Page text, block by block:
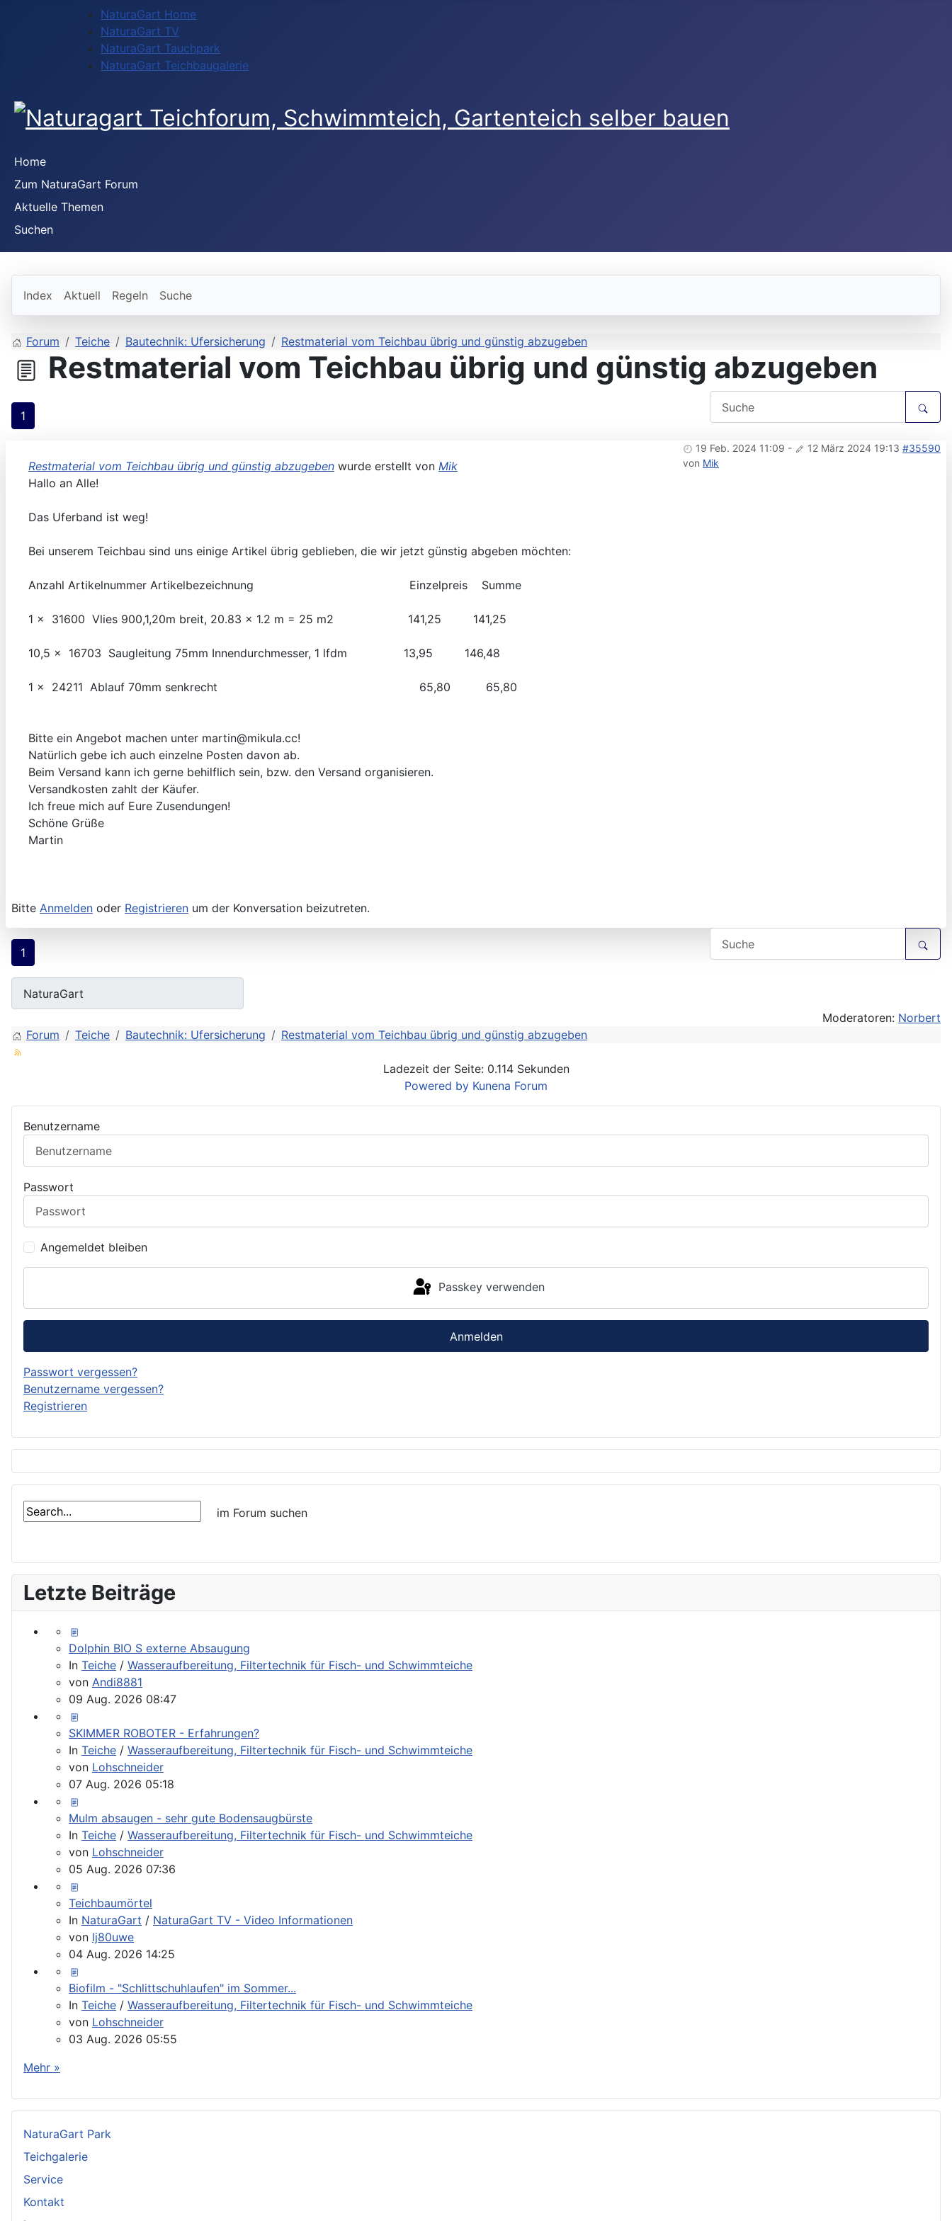
NaturaGart Home
NaturaGart TV
NaturaGart Tauchpark
NaturaGart Teichbaugalerie
Home
Zum NaturaGart Forum
Aktuelle Themen
Suchen
Index Aktuell Regeln Suche
Forum Teiche Bautechnik: Ufersicherung Restmaterial vom Teichbau übrig und günstig abzugeben
Restmaterial vom Teichbau übrig und günstig abzugeben
1
19 Feb. 2024 11:09 - 12 März 2024 19:13 #35590
von Mik
Restmaterial vom Teichbau übrig und günstig abzugeben wurde erstellt von Mik
Hallo an Alle!
Das Uferband ist weg!
Bei unserem Teichbau sind uns einige Artikel übrig geblieben, die wir jetzt günstig abgeben möchten:
Anzahl Artikelnummer Artikelbezeichnung Einzelpreis Summe
1 x 31600 Vlies 900,1,20m breit, 20.83 x 1.2 m = 25 m2 141,25 141,25
10,5 x 16703 Saugleitung 75mm Innendurchmesser, 1 lfdm 13,95 146,48
1 x 24211 Ablauf 70mm senkrecht 65,80 65,80
Bitte ein Angebot machen unter martin@mikula.cc!
Natürlich gebe ich auch einzelne Posten davon ab.
Beim Versand kann ich gerne behilflich sein, bzw. den Versand organisieren.
Versandkosten zahlt der Käufer.
Ich freue mich auf Eure Zusendungen!
Schöne Grüße
Martin
Bitte Anmelden oder Registrieren um der Konversation beizutreten.
1
Moderatoren: Norbert
Forum
Teiche Bautechnik: Ufersicherung Restmaterial vom Teichbau übrig und günstig abzugeben
Ladezeit der Seite: 0.114 Sekunden
Powered by Kunena Forum
Benutzername
Passwort
Angemeldet bleiben
Passkey verwenden
Anmelden
Passwort vergessen?
Benutzername vergessen?
Registrieren
Letzte Beiträge
Dolphin BIO S externe Absaugung
In Teiche / Wasseraufbereitung, Filtertechnik für Fisch- und Schwimmteiche
von Andi8881
09 Aug. 2026 08:47
SKIMMER ROBOTER - Erfahrungen?
In Teiche / Wasseraufbereitung, Filtertechnik für Fisch- und Schwimmteiche
von Lohschneider
07 Aug. 2026 05:18
Mulm absaugen - sehr gute Bodensaugbürste
In Teiche / Wasseraufbereitung, Filtertechnik für Fisch- und Schwimmteiche
von Lohschneider
05 Aug. 2026 07:36
Teichbaumörtel
In NaturaGart / NaturaGart TV - Video Informationen
von lj80uwe
04 Aug. 2026 14:25
Biofilm - "Schlittschuhlaufen" im Sommer...
In Teiche / Wasseraufbereitung, Filtertechnik für Fisch- und Schwimmteiche
von Lohschneider
03 Aug. 2026 05:55
Mehr »
NaturaGart Park
Teichgalerie
Service
Kontakt